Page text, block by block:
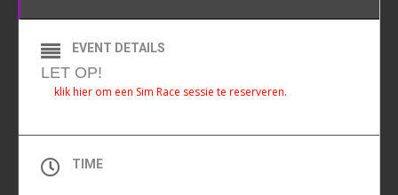
EVENT DETAILS
LET OP!
klik hier om een Sim Race sessie te reserveren.
TIME